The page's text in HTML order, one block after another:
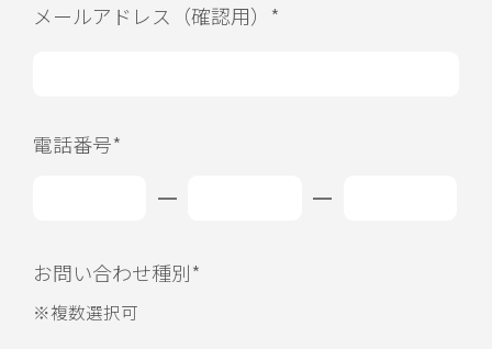
メールアドレス（確認用）*
電話番号*
お問い合わせ種別*
※複数選択可